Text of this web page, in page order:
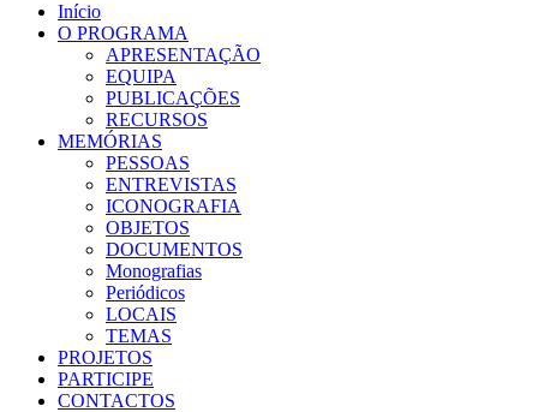
Início
O PROGRAMA
APRESENTAÇÃO
EQUIPA
PUBLICAÇÕES
RECURSOS
MEMÓRIAS
PESSOAS
ENTREVISTAS
ICONOGRAFIA
OBJETOS
DOCUMENTOS
Monografias
Periódicos
LOCAIS
TEMAS
PROJETOS
PARTICIPE
CONTACTOS